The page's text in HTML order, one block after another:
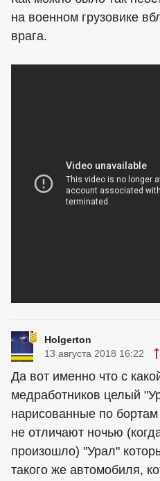
на военном грузовике
врага.
Holgerton
13 августа 2018 16:22
Да вот именно что с
медработников целый
нарисованные по
не отличают ночью
произошло) "Урал"
такого же автомобиля,